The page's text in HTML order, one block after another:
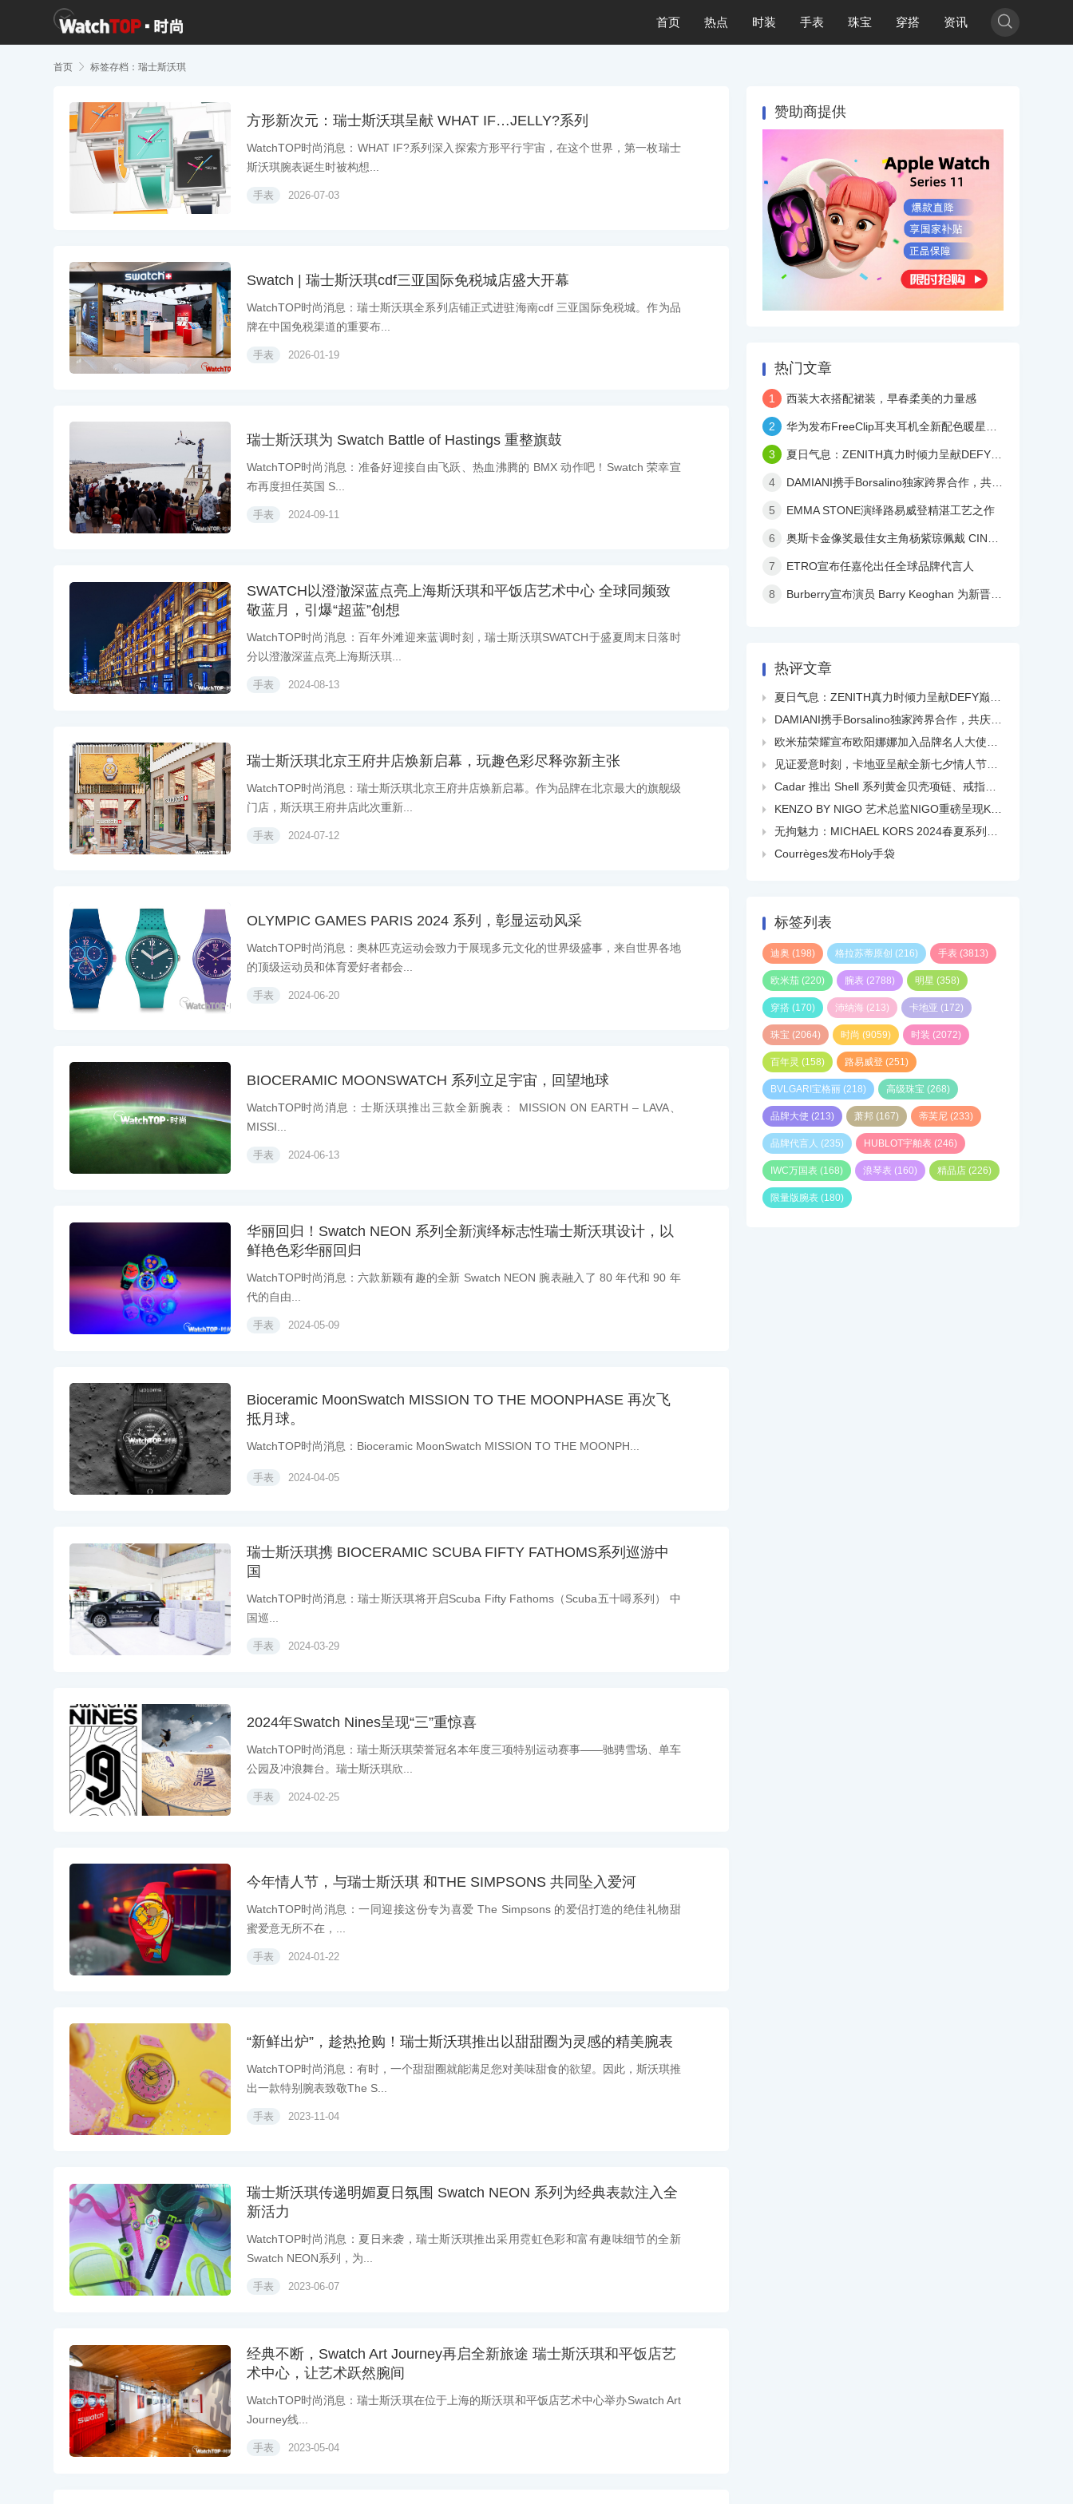
首页 热点 时装 手表 珠宝 穿搭 资讯 
首页  标签存档：瑞士斯沃琪
方形新次元：瑞士斯沃琪呈献 WHAT IF…JELLY?系列
WatchTOP时尚消息：WHAT IF?系列深入探索方形平行宇宙，在这个世界，第一枚瑞士
斯沃琪腕表诞生时被构想...
手表 2026-07-03
Swatch | 瑞士斯沃琪cdf三亚国际免税城店盛大开幕
WatchTOP时尚消息：瑞士斯沃琪全系列店铺正式进驻海南cdf 三亚国际免税城。作为品
牌在中国免税渠道的重要布...
手表 2026-01-19
瑞士斯沃琪为 Swatch Battle of Hastings 重整旗鼓
WatchTOP时尚消息：准备好迎接自由飞跃、热血沸腾的 BMX 动作吧！Swatch 荣幸宣
布再度担任英国 S...
手表 2024-09-11
SWATCH以澄澈深蓝点亮上海斯沃琪和平饭店艺术中心 全球同频致
敬蓝月，引爆“超蓝”创想
WatchTOP时尚消息：百年外滩迎来蓝调时刻，瑞士斯沃琪SWATCH于盛夏周末日落时
分以澄澈深蓝点亮上海斯沃琪...
手表 2024-08-13
瑞士斯沃琪北京王府井店焕新启幕，玩趣色彩尽释弥新主张
WatchTOP时尚消息：瑞士斯沃琪北京王府井店焕新启幕。作为品牌在北京最大的旗舰级
门店，斯沃琪王府井店此次重新...
手表 2024-07-12
OLYMPIC GAMES PARIS 2024 系列，彰显运动风采
WatchTOP时尚消息：奥林匹克运动会致力于展现多元文化的世界级盛事，来自世界各地
的顶级运动员和体育爱好者都会...
手表 2024-06-20
BIOCERAMIC MOONSWATCH 系列立足宇宙，回望地球
WatchTOP时尚消息：士斯沃琪推出三款全新腕表： MISSION ON EARTH – LAVA、
MISSI...
手表 2024-06-13
华丽回归！Swatch NEON 系列全新演绎标志性瑞士斯沃琪设计，以
鲜艳色彩华丽回归
WatchTOP时尚消息：六款新颖有趣的全新 Swatch NEON 腕表融入了 80 年代和 90 年
代的自由...
手表 2024-05-09
Bioceramic MoonSwatch MISSION TO THE MOONPHASE 再次飞
抵月球。
WatchTOP时尚消息：Bioceramic MoonSwatch MISSION TO THE MOONPH...
手表 2024-04-05
瑞士斯沃琪携 BIOCERAMIC SCUBA FIFTY FATHOMS系列巡游中
国
WatchTOP时尚消息：瑞士斯沃琪将开启Scuba Fifty Fathoms（Scuba五十噚系列） 中
国巡...
手表 2024-03-29
2024年Swatch Nines呈现“三”重惊喜
WatchTOP时尚消息：瑞士斯沃琪荣誉冠名本年度三项特别运动赛事——驰骋雪场、单车
公园及冲浪舞台。瑞士斯沃琪欣...
手表 2024-02-25
今年情人节，与瑞士斯沃琪 和THE SIMPSONS 共同坠入爱河
WatchTOP时尚消息：一同迎接这份专为喜爱 The Simpsons 的爱侣打造的绝佳礼物甜
蜜爱意无所不在，...
手表 2024-01-22
“新鲜出炉”，趁热抢购！瑞士斯沃琪推出以甜甜圈为灵感的精美腕表
WatchTOP时尚消息：有时，一个甜甜圈就能满足您对美味甜食的欲望。因此，斯沃琪推
出一款特别腕表致敬The S...
手表 2023-11-04
瑞士斯沃琪传递明媚夏日氛围 Swatch NEON 系列为经典表款注入全
新活力
WatchTOP时尚消息：夏日来袭，瑞士斯沃琪推出采用霓虹色彩和富有趣味细节的全新
Swatch NEON系列，为...
手表 2023-06-07
经典不断，Swatch Art Journey再启全新旅途 瑞士斯沃琪和平饭店艺
术中心，让艺术跃然腕间
WatchTOP时尚消息：瑞士斯沃琪在位于上海的斯沃琪和平饭店艺术中心举办Swatch Art
Journey线...
手表 2023-05-04
赞助商提供
热门文章
1 西装大衣搭配裙装，早春柔美的力量感
2 华为发布FreeClip耳夹耳机全新配色暖星云，再度引领时尚潮流！
3 夏日气息：ZENITH真力时倾力呈献DEFY巅峰系列镂空天际腕表白色陶瓷款
4 DAMIANI携手Borsalino独家跨界合作，共庆品牌百年华诞
5 EMMA STONE演绎路易威登精湛工艺之作
6 奥斯卡金像奖最佳女主角杨紫琼佩戴 CINDY CHAO 艺术珠宝亮相颁奖典礼
7 ETRO宣布任嘉伦出任全球品牌代言人
8 Burberry宣布演员 Barry Keoghan 为新晋品牌大使
热评文章

夏日气息：ZENITH真力时倾力呈献DEFY巅峰系列镂空天际腕表白色陶瓷款

DAMIANI携手Borsalino独家跨界合作，共庆品牌百年华诞

欧米茄荣耀宣布欧阳娜娜加入品牌名人大使大家庭

见证爱意时刻，卡地亚呈献全新七夕情人节短片

Cadar 推出 Shell 系列黄金贝壳项链、戒指、耳环等

KENZO BY NIGO 艺术总监NIGO重磅呈现KENZO 2024春夏系列广告大片

无拘魅力：MICHAEL KORS 2024春夏系列广告大片正式发布

Courrèges发布Holy手袋
标签列表
迪奥 (198) 格拉苏蒂原创 (216) 手表 (3813)
欧米茄 (220) 腕表 (2788) 明星 (358)
穿搭 (170) 沛纳海 (213) 卡地亚 (172)
珠宝 (2064) 时尚 (9059) 时装 (2072)
百年灵 (158) 路易威登 (251)
BVLGARI宝格丽 (218) 高级珠宝 (268)
品牌大使 (213) 萧邦 (167) 蒂芙尼 (233)
品牌代言人 (235) HUBLOT宇舶表 (246)
IWC万国表 (168) 浪琴表 (160) 精品店 (226)
限量版腕表 (180)